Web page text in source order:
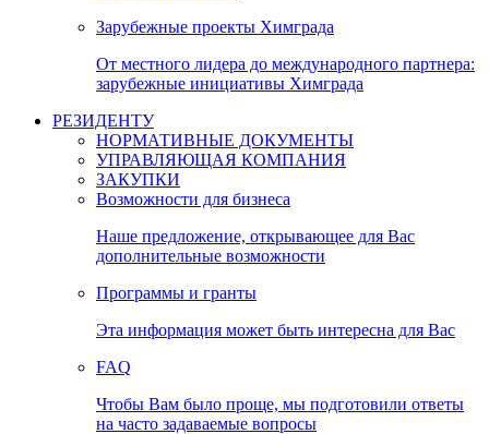
Зарубежные проекты Химграда
От местного лидера до международного партнера:
зарубежные инициативы Химграда
РЕЗИДЕНТУ
НОРМАТИВНЫЕ ДОКУМЕНТЫ
УПРАВЛЯЮЩАЯ КОМПАНИЯ
ЗАКУПКИ
Возможности для бизнеса
Наше предложение, открывающее для Вас
дополнительные возможности
Программы и гранты
Эта информация может быть интересна для Вас
FAQ
Чтобы Вам было проще, мы подготовили ответы
на часто задаваемые вопросы